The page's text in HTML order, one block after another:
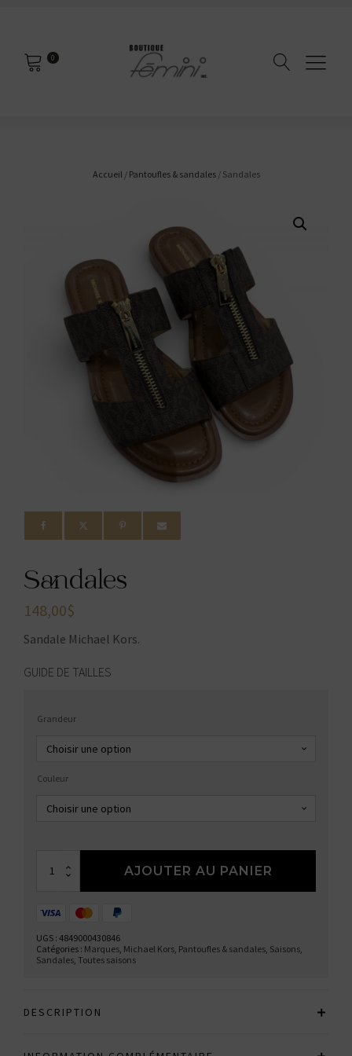
0
Accueil / Pantoufles & sandales/ Sandales
Sandales
148,00$
Sandale Michael Kors.
GUIDE DE TAILLES
Grandeur
Couleur
AJOUTER AU PANIER
UGS : 4849000430846
Catégories : Marques, Michael Kors, Pantoufles & sandales, Saisons,
Sandales, Toutes saisons
DESCRIPTION